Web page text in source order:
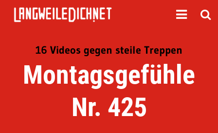
16 Videos gegen steile Treppen
Montagsgefühle
Nr. 425